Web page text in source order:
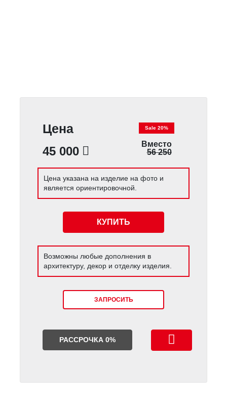
Цена
45 000
Sale 20%
Вместо
56 250
Цена указана на изделие на фото и
является ориентировочной.
КУПИТЬ
Возможны любые дополнения в
архитектуру, декор и отделку изделия.
ЗАПРОСИТЬ
РАССРОЧКА 0%